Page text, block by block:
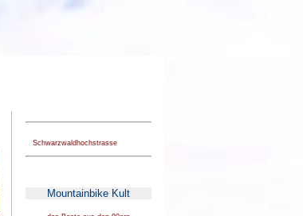
Schwarzwaldhochstrasse
Mountainbike Kult